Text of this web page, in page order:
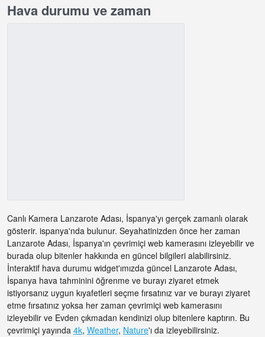
Hava durumu ve zaman
Canlı Kamera Lanzarote Adası, İspanya'yı gerçek zamanlı olarak
gösterir. ispanya'nda bulunur. Seyahatinizden önce her zaman
Lanzarote Adası, İspanya'ın çevrimiçi web kamerasını izleyebilir ve
burada olup bitenler hakkında en güncel bilgileri alabilirsiniz.
İnteraktif hava durumu widget'ımızda güncel Lanzarote Adası,
İspanya hava tahminini öğrenme ve burayı ziyaret etmek
istiyorsanız uygun kıyafetleri seçme fırsatınız var ve burayı ziyaret
etme fırsatınız yoksa her zaman çevrimiçi web kamerasını
izleyebilir ve Evden çıkmadan kendinizi olup bitenlere kaptırın. Bu
çevrimiçi yayında 4k, Weather, Nature'ı da izleyebilirsiniz.